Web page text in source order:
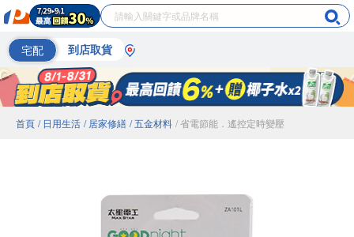
宅配 到店取貨
首頁 / 日用生活 / 居家修繕 / 五金材料 / 省電節能．遙控定時變壓